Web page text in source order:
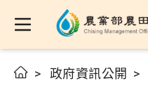
政府資訊公開